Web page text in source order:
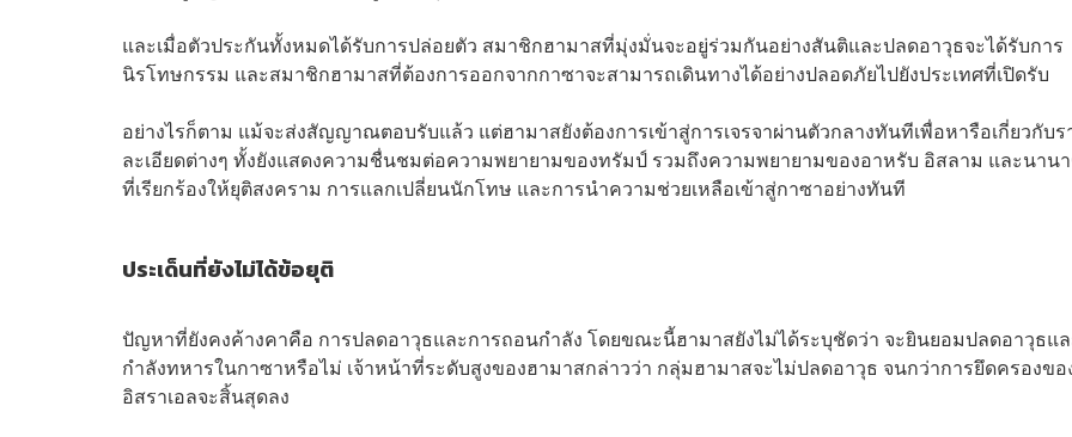
และเมื่อตัวประกันทั้งหมดได้รับการปล่อยตัว สมาชิกฮามาสที่มุ่งมั่นจะอยู่ร่วมกันอย่างสันติและปลดอาวุธจะได้รับการ
นิรโทษกรรม และสมาชิกฮามาสที่ต้องการออกจากกาซาจะสามารถเดินทางได้อย่างปลอดภัยไปยังประเทศที่เปิดรับ
อย่างไรก็ตาม แม้จะส่งสัญญาณตอบรับแล้ว แต่ฮามาสยังต้องการเข้าสู่การเจรจาผ่านตัวกลางทันทีเพื่อหารือเกี่ยวกับร
ละเอียดต่างๆ ทั้งยังแสดงความชื่นชมต่อความพยายามของทรัมป์ รวมถึงความพยายามของอาหรับ อิสลาม และนาน
ที่เรียกร้องให้ยุติสงคราม การแลกเปลี่ยนนักโทษ และการนำความช่วยเหลือเข้าสู่กาซาอย่างทันที
ประเด็นที่ยังไม่ได้ข้อยุติ
ปัญหาที่ยังคงค้างคาคือ การปลดอาวุธและการถอนกำลัง โดยขณะนี้ฮามาสยังไม่ได้ระบุชัดว่า จะยินยอมปลดอาวุธแ
กำลังทหารในกาซาหรือไม่ เจ้าหน้าที่ระดับสูงของฮามาสกล่าวว่า กลุ่มฮามาสจะไม่ปลดอาวุธ จนกว่าการยึดครองขอ
อิสราเอลจะสิ้นสุดลง